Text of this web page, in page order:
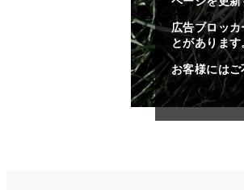
広告ブロッ
とがあります
お客様にはご